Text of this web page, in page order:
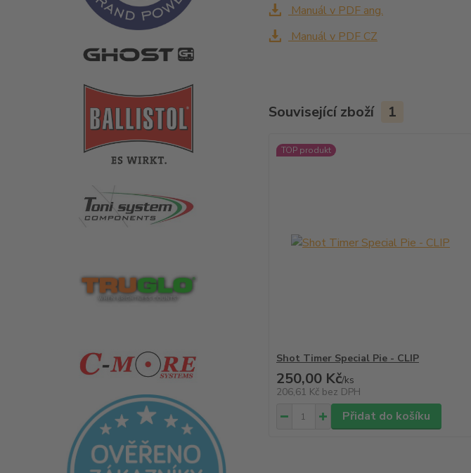
Manuál v PDF ang.
Manuál v PDF CZ
Související zboží 1
TOP produkt
Shot Timer Special Pie - CLIP
250,00 Kč/ks
206,61 Kč bez DPH
Přidat do košíku